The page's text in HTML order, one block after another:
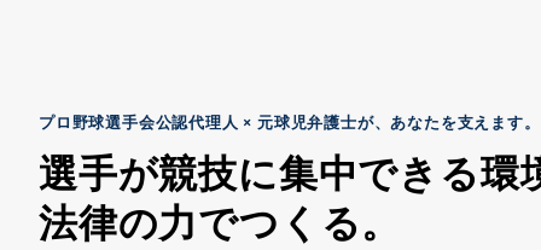
プロ野球選手会公認代理人 × 元球児弁護士が、あなたを支えます。
選手が競技に集中できる環
法律の力でつくる。